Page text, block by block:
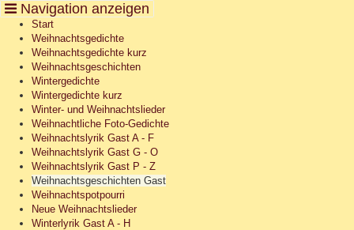
Start
Weihnachtsgedichte
Weihnachtsgedichte kurz
Weihnachtsgeschichten
Wintergedichte
Wintergedichte kurz
Winter- und Weihnachtslieder
Weihnachtliche Foto-Gedichte
Weihnachtslyrik Gast A - F
Weihnachtslyrik Gast G - O
Weihnachtslyrik Gast P - Z
Weihnachtsgeschichten Gast
Weihnachtspotpourri
Neue Weihnachtslieder
Winterlyrik Gast A - H
Cookie-Einstellungen